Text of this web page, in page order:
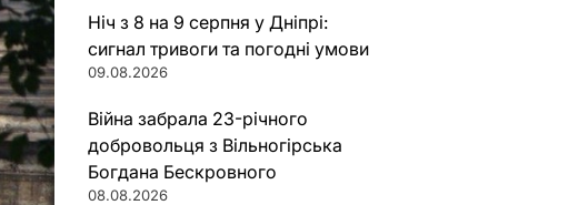
Ніч з 8 на 9 серпня у Дніпрі:
сигнал тривоги та погодні умови
09.08.2026
Війна забрала 23-річного
добровольця з Вільногірська
Богдана Бескровного
08.08.2026